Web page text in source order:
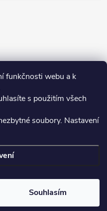
funkčnosti webu a k
s použitím všech
soubory. Nastavení
Souhlasím